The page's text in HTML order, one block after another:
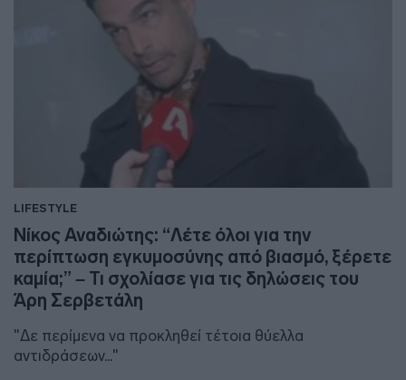
LIFESTYLE
Νίκος Αναδιώτης: “Λέτε όλοι για την
περίπτωση εγκυμοσύνης από βιασμό, ξέρετε
καμία;” – Τι σχολίασε για τις δηλώσεις του
Άρη Σερβετάλη
"Δε περίμενα να προκληθεί τέτοια θύελλα
αντιδράσεων..."